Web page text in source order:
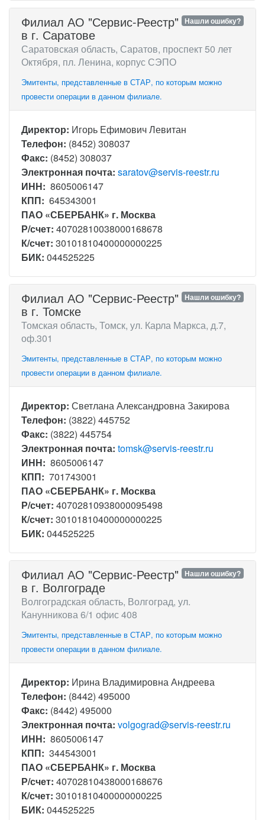
Нашли ошибку?
Филиал АО "Сервис-Рееcтр"
в г. Саратове
Саратовская область, Саратов, проспект 50 лет
Октября, пл. Ленина, корпус СЭПО
Эмитенты, представленные в СТАР, по которым можно
провести операции в данном филиале.
Директор: Игорь Ефимович Левитан
Телефон: (8452) 308037
Факс: (8452) 308037
Электронная почта: saratov@servis-reestr.ru
ИНН: 8605006147
КПП: 645343001
ПАО «СБЕРБАНК» г. Москва
Р/счет: 40702810038000168678
К/счет: 30101810400000000225
БИК: 044525225
Нашли ошибку?
Филиал АО "Сервис-Реестр"
в г. Томске
Томская область, Томск, ул. Карла Маркса, д.7,
оф.301
Эмитенты, представленные в СТАР, по которым можно
провести операции в данном филиале.
Директор: Светлана Александровна Закирова
Телефон: (3822) 445752
Факс: (3822) 445754
Электронная почта: tomsk@servis-reestr.ru
ИНН: 8605006147
КПП: 701743001
ПАО «СБЕРБАНК» г. Москва
Р/счет: 40702810938000095498
К/счет: 30101810400000000225
БИК: 044525225
Нашли ошибку?
Филиал АО "Сервис-Реестр"
в г. Волгограде
Волгоградская область, Волгоград, ул.
Канунникова 6/1 офис 408
Эмитенты, представленные в СТАР, по которым можно
провести операции в данном филиале.
Директор: Ирина Владимировна Андреева
Телефон: (8442) 495000
Факс: (8442) 495000
Электронная почта: volgograd@servis-reestr.ru
ИНН: 8605006147
КПП: 344543001
ПАО «СБЕРБАНК» г. Москва
Р/счет: 40702810438000168676
К/счет: 30101810400000000225
БИК: 044525225